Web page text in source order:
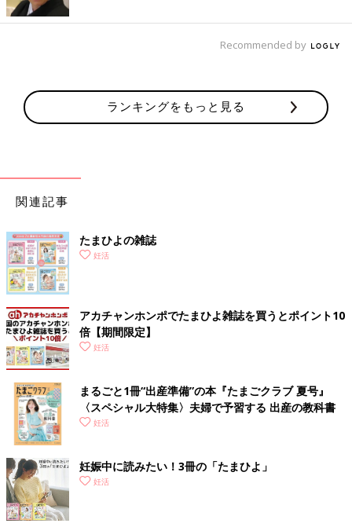
Recommended by
ランキングをもっと見る
関連記事
たまひよの雑誌
妊活
アカチャンホンポでたまひよ雑誌を買うとポイント10
倍【期間限定】
妊活
まるごと1冊“出産準備”の本『たまごクラブ 夏号』
〈スペシャル大特集〉夫婦で予習する 出産の教科書
妊活
妊娠中に読みたい！3冊の「たまひよ」
妊活